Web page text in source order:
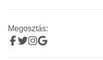
Megosztás: